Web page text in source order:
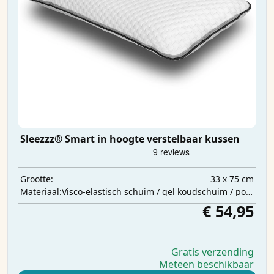
Sleezzz® Smart in hoogte verstelbaar kussen
Grootte:
33 x 75 cm
Materiaal:
Visco-elastisch schuim / gel koudschuim / polyester watten
€ 54,95
Gratis verzending
Meteen beschikbaar